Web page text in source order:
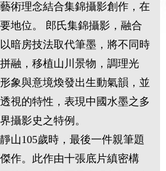
術理念結合集錦攝影創作，在
地位。 郎氏集錦攝影，融合
暗房技法取代筆墨，將不同時
融，移植山川景物，調理光
象與意境煥發出生動氣韻，並
視的特性，表現中國水墨之多
攝影史之特例。
山105歲時，最後一件親筆題
作。此作由十張底片縝密構